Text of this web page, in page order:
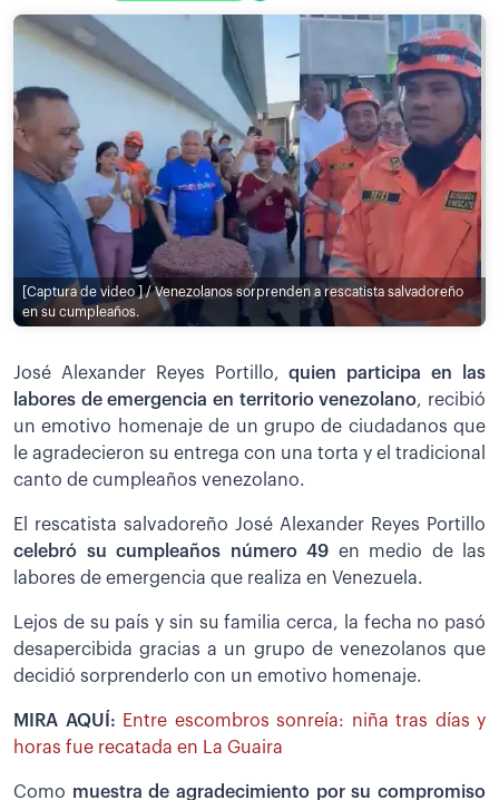
[Captura de video ] / Venezolanos sorprenden a rescatista salvadoreño
en su cumpleaños.
José Alexander Reyes Portillo,quien participa en las
labores de emergencia en territorio venezolano, recibió
un emotivo homenaje de un grupo de ciudadanos que
le agradecieron su entrega con una torta y el tradicional
canto de cumpleaños venezolano.
El rescatista salvadoreño José Alexander Reyes Portillo
celebró su cumpleaños número 49 en medio de las
labores de emergencia que realiza en Venezuela.
Lejos de su país y sin su familia cerca, la fecha no pasó
desapercibida gracias a un grupo de venezolanos que
decidió sorprenderlo con un emotivo homenaje.
MIRA AQUÍ: Entre escombros sonreía: niña tras días y
horas fue recatada en La Guaira
Como muestra de agradecimiento por su compromiso